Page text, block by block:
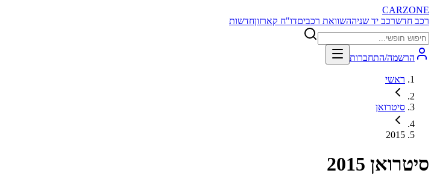
CARZONE
רכב חדשרכב יד שניההשוואת רכביםדו"ח קארזוןחדשות
הרשמה/התחברות
ראשי
סיטרואן
2015
סיטרואן 2015